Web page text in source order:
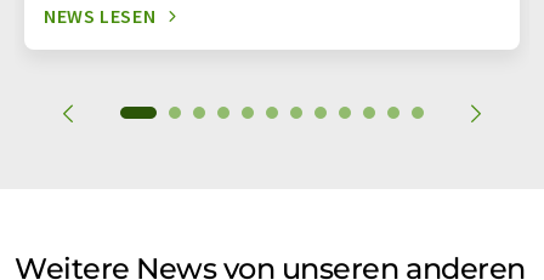
NEWS LESEN
Weitere News von unseren anderen